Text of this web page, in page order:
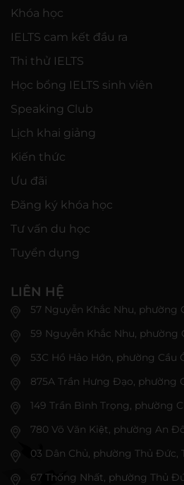
Khóa học
IELTS cam kết đầu ra
Thi thử IELTS
Học bổng IELTS sinh viên
Speaking Club
Lịch khai giảng
Kiến thức
Ưu đãi
Đăng ký khóa học
Tư vấn du học
Tuyển dụng
LIÊN HỆ
57 Nguyễn Khắc Nhu, phường
59 Nguyễn Khắc Nhu, phường
53C Hồ Hảo Hớn, phường Cầu
875A Trần Hưng Đạo, phường
149 Trần Bình Trọng, phường
780 Võ Văn Kiệt, phường An
03 Dân Chủ, phường Thủ Đức,
67 Thống Nhất, phường Thủ